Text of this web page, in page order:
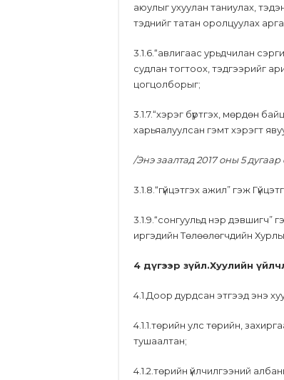
аюулыг ухуулан таниулах,
тэднийг татан оролцуулах
3.1.6.“авлигаас урьдчилан
судлан тогтоох, тэдгээрийг
цогцолборыг;
3.1.7.“хэрэг бүртгэх, мөрдөн
харьяалуулсан гэмт хэрэгт
/Энэ заалтад 2017 оны 5
3.1.8.“гүйцэтгэх ажил” гэж
3.1.9.“сонгуульд нэр
иргэдийн Төлөөлөгчдийн
4 дүгээр зүйл.Хуулийн
4.1.Доор дурдсан этгээд энэ
4.1.1.төрийн улс төрийн,
тушаалтан;
4.1.2.төрийн үйлчилгээний